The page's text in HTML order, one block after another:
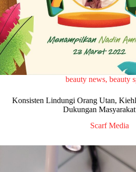
beauty news,beauty
Konsisten Lindungi Orang Utan,
Dukungan Masyarakat
Scarf Media